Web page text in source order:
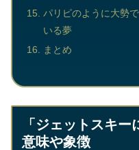
パリピのように大勢
いる夢
まとめ
「ジェットスキ
意味や象徴